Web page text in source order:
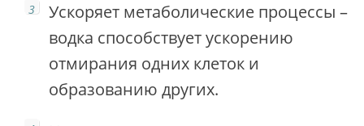
Ускоряет метаболические процессы –
водка способствует ускорению
отмирания одних клеток и
образованию других.